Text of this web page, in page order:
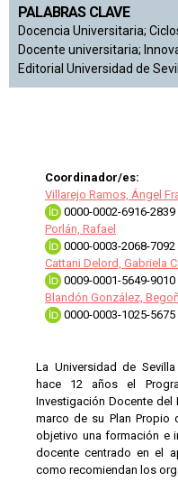
PALABRAS CLAVE
Docencia Universitaria;
Docente universitaria;
Editorial Universidad de
Coordinador/es:
Villarejo Ramos, Ángel
0000-0002-6916-2839
Porlán, Rafael
0000-0003-2068-7092
Cattani Delord, Gabriela
0009-0001-5649-9010
Blandón González,
0000-0003-1025-5675
La Universidad de
hace 12 años el
Investigación Docente del
marco de su Plan Propio
objetivo una formación e
docente centrado en el
como recomiendan los